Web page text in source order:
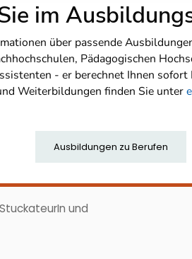
im
über passende
Pädagogischen
- er berechnet Ihnen
Weiterbildungen finden Sie unter
Ausbildungen zu Berufen
und